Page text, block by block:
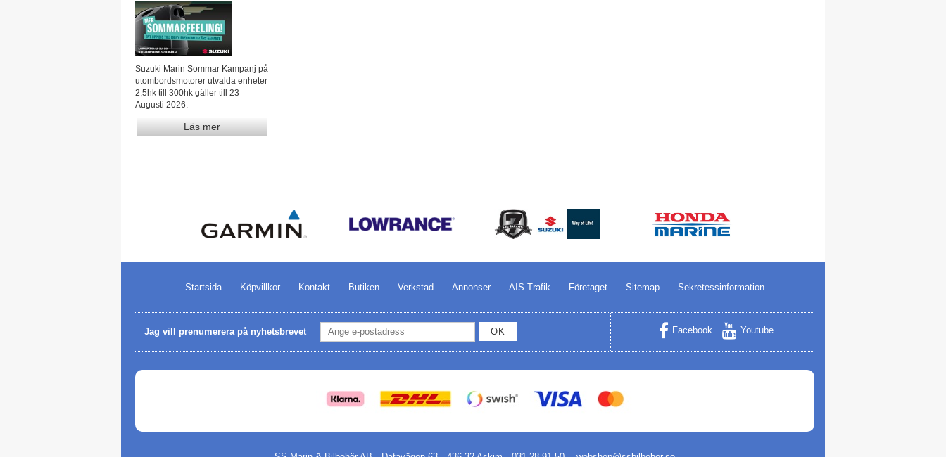
Suzuki Marin Sommar Kampanj på
utombordsmotorer utvalda enheter
2,5hk till 300hk gäller till 23
Augusti 2026.
Läs mer
Startsida Köpvillkor Kontakt Butiken Verkstad Annonser AIS Trafik Företaget Sitemap Sekretessinformation
Jag vill prenumerera på nyhetsbrevet OK Facebook Youtube